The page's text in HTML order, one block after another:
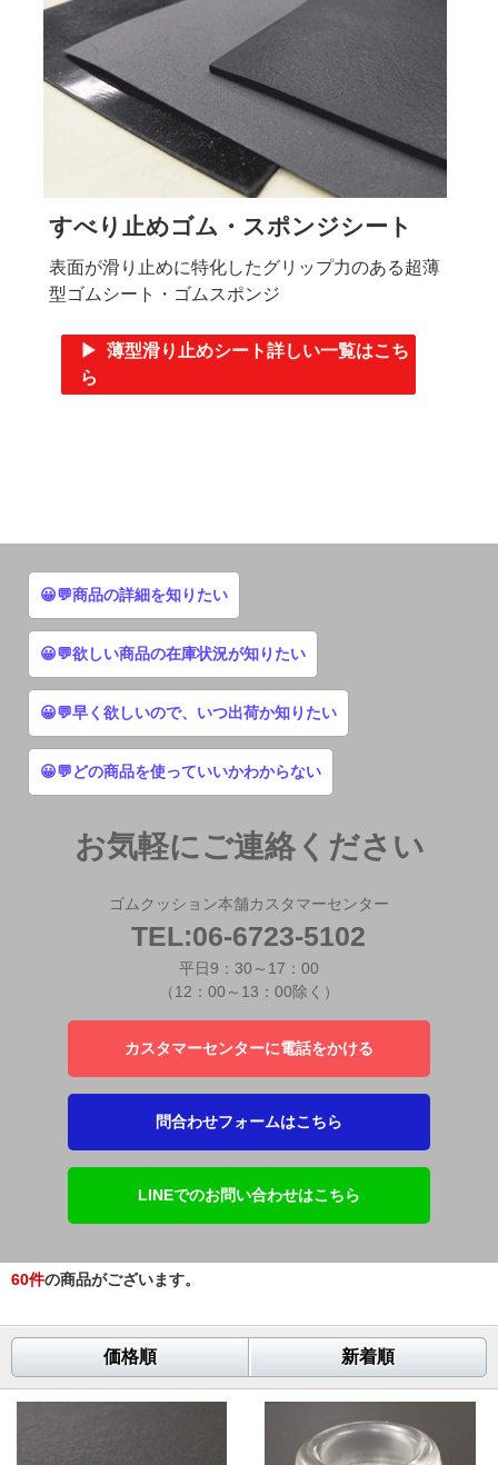
すべり止めゴム・スポンジシート
表面が滑り止めに特化したグリップ力のある超薄
型ゴムシート・ゴムスポンジ
▶ 薄型滑り止めシート詳しい一覧はこち
ら
😀💬商品の詳細を知りたい
😀💬欲しい商品の在庫状況が知りたい
😀💬早く欲しいので、いつ出荷か知りたい
😀💬どの商品を使っていいかわからない
お気軽にご連絡ください
ゴムクッション本舗カスタマーセンター
TEL:06-6723-5102
平日9：30～17：00
（12：00～13：00除く）
カスタマーセンターに電話をかける
問合わせフォームはこちら
LINEでのお問い合わせはこちら
60件の商品がございます。
価格順 新着順